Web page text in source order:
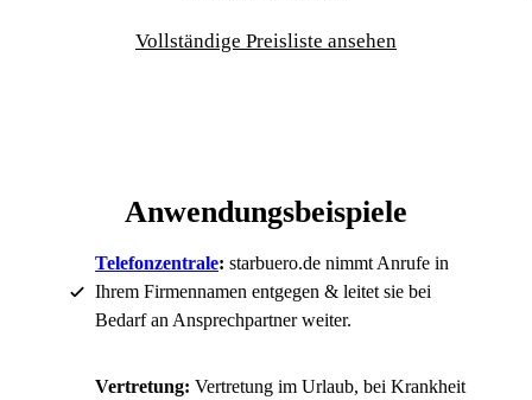
Vollständige Preisliste ansehen
Anwendungsbeispiele
Telefonzentrale: starbuero.de nimmt Anrufe in
Ihrem Firmennamen entgegen & leitet sie bei
Bedarf an Ansprechpartner weiter.
Vertretung: Vertretung im Urlaub, bei Krankheit